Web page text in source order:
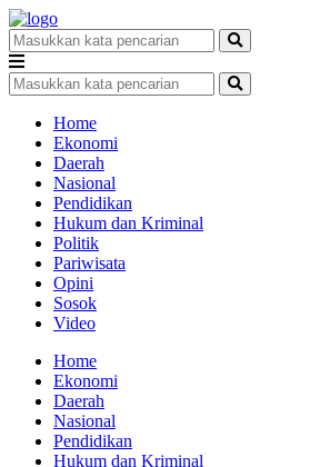
Home
Ekonomi
Daerah
Nasional
Pendidikan
Hukum dan Kriminal
Politik
Pariwisata
Opini
Sosok
Video
Home
Ekonomi
Daerah
Nasional
Pendidikan
Hukum dan Kriminal